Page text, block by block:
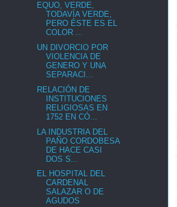
EQUO, VERDE,
TODAVÍA VERDE,
PERO ÉSTE ES EL
COLOR ...
UN DIVORCIO POR
VIOLENCIA DE
GENERO Y UNA
SEPARACI...
RELACIÓN DE
INSTITUCIONES
RELIGIOSAS EN
1752 EN CÓ...
LA INDUSTRIA DEL
PAÑO CORDOBESA
DE HACE CASI
DOS S...
EL HOSPITAL DEL
CARDENAL
SALAZAR O DE
AGUDOS